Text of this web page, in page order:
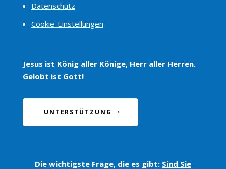
Datenschutz
Cookie-Einstellungen
Jesus ist König aller Könige, Herr aller Herren.
Gelobt ist Gott!
UNTERSTÜTZUNG
Die wichtigste Frage, die es gibt: Sind Sie